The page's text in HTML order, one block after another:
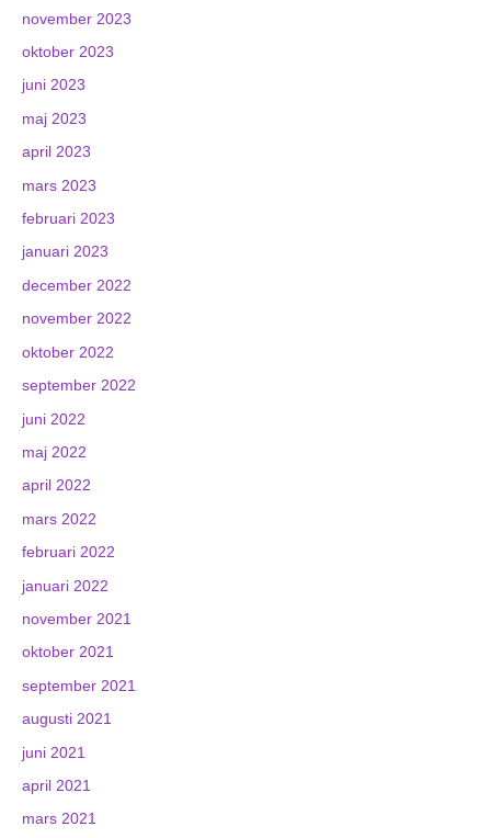
november 2023
oktober 2023
juni 2023
maj 2023
april 2023
mars 2023
februari 2023
januari 2023
december 2022
november 2022
oktober 2022
september 2022
juni 2022
maj 2022
april 2022
mars 2022
februari 2022
januari 2022
november 2021
oktober 2021
september 2021
augusti 2021
juni 2021
april 2021
mars 2021